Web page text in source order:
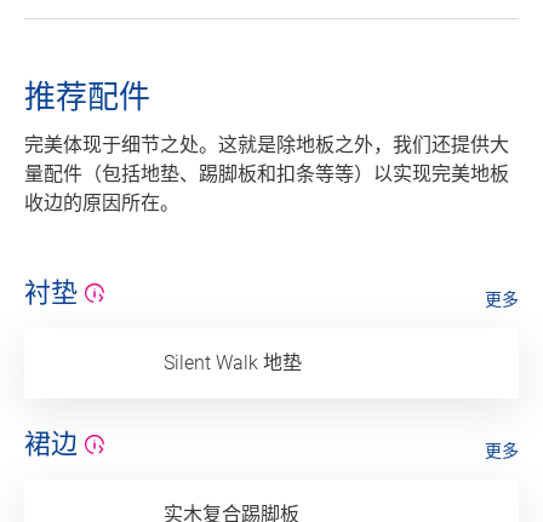
推荐配件
完美体现于细节之处。这就是除地板之外，我们还提供大
量配件（包括地垫、踢脚板和扣条等等）以实现完美地板
收边的原因所在。
衬垫
Silent Walk 地垫
更多
裙边
实木复合踢脚板
更多